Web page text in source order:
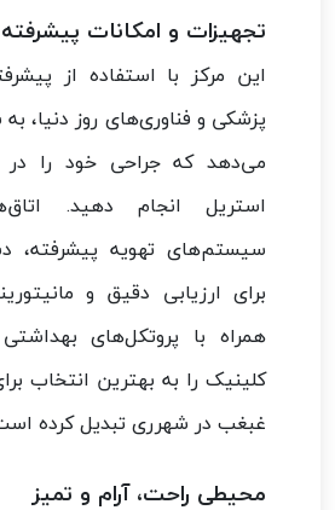
تجهیزات و امکانات پیشرفته
این مرکز با استفاده از
پزشکی و فناوری‌های روز دنیا،
می‌دهد که جراحی خود را
استریل انجام دهید.
سیستم‌های تهویه پیشرفته،
برای ارزیابی دقیق و
همراه با پروتکل‌های بهداشتی
کلینیک را به بهترین انتخاب
غبغب در شهرری تبدیل کرده
محیطی راحت، آرام و تمیز